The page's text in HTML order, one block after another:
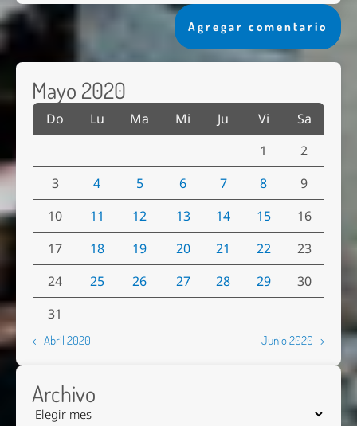
Agregar comentario
Mayo 2020
Do Lu Ma Mi Ju Vi
Sa
1
2
3
4 5 6 7 8
9
10
11 12 13 14 15
16
17
18 19 20 21 22
23
24
25 26 27 28 29
30
31
← Abril 2020 Junio 2020 →
Archivo